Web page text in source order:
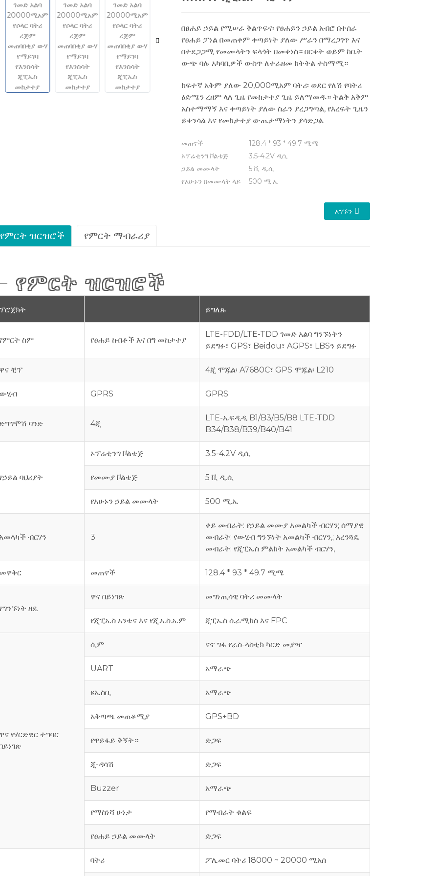
በፀሐይ ኃይል የሚሠራ ቅልጥፍና፡ የፀሐይን ኃይል አብሮ በተሰራ
የፀሐይ ፓነል በመጠቀም ቀጣይነት ያለው ሥራን በማረጋገጥ እና
በተደጋጋሚ የመሙላትን ፍላጎት በመቀነስ። በርቀት ወይም ከቤት
ውጭ ባሉ አካባቢዎች ውስጥ ለተራዘመ ክትትል ተስማሚ።
ከፍተኛ አቅም ያለው 20,000ሚአም ባትሪ፡ ወደር የለሽ የባትሪ
ዕድሜን ረዘም ላለ ጊዜ የመከታተያ ጊዜ ይለማመዱ። ትልቅ አቅም
አስተማማኝ እና ቀጣይነት ያለው ስራን ያረጋግጣል, የእረፍት ጊዜን
ይቀንሳል እና የመከታተያ ውጤታማነትን ያሳድጋል.
መጠኖች
128.4 * 93 * 49.7 ሚሜ
ኦፕሬቲንግ ቮልቴጅ
3.5-4.2V ዲሲ
ኃይል መሙላት
5 ቪ ዲ.ሲ
የአሁኑን በመሙላት ላይ
500 ሚ.ኤ
አግኙን
የምርት ዝርዝሮች የምርት ማብራሪያ
የምርት ዝርዝሮች
ፕሮጀክት ይግለጹ
ስም የፀሐይ ከብቶች እና በግ መከታተያ
LTE-FDD/LTE-TDD ገመድ አልባ ግንኙነትን
ይደግፉ፣ GPS፣ Beidou፣ AGPS፣ LBSን ይደግፉ
ዋና ቺፕ 4ጂ ሞጁል፡ A7680C፣ GPS ሞጁል፡ L210
ውሂብ GPRS GPRS
ባንድ 4ጂ
LTE-ኤፍዲዲ B1/B3/B5/B8 LTE-TDD
B34/B38/B39/B40/B41
ባህሪያት
ኦፕሬቲንግ ቮልቴጅ 3.5-4.2V ዲሲ
የመሙያ ቮልቴጅ 5 ቪ ዲ.ሲ
የአሁኑን ኃይል መሙላት 500 ሚ.ኤ
ብርሃን 3
ቀይ መብራት: የኃይል መሙያ አመልካች ብርሃን; ሰማያዊ
መብራት: የውሂብ ግንኙነት አመልካች ብርሃን,; አረንጓዴ
መብራት: የጂፒኤስ ምልክት አመልካች ብርሃን,
መዋቅር መጠኖች 128.4 * 93 * 49.7 ሚሜ
ዘዴ
ዋና በይነገጽ መግነጢሳዊ ባትሪ መሙላት
የጂፒኤስ አንቴና እና የጂ.ኤስ.ኤም ጂፒኤስ ሴራሚክስ እና FPC
ዋና የሃርድዌር ተግባር
ሲም ናኖ ግፋ የራስ-ላስቲክ ካርድ መያዣ
UART አማራጭ
ዩኤስቢ አማራጭ
አቅጣጫ መጠቆሚያ GPS+BD
የዋይፋይ ቅኝት። ድጋፍ
ጂ-ዳሳሽ ድጋፍ
Buzzer አማራጭ
የማስነሻ ሁነታ የማብራት ቁልፍ
የፀሐይ ኃይል መሙላት ድጋፍ
ባትሪ ፖሊመር ባትሪ 18000 ~ 20000 ሚአሰ